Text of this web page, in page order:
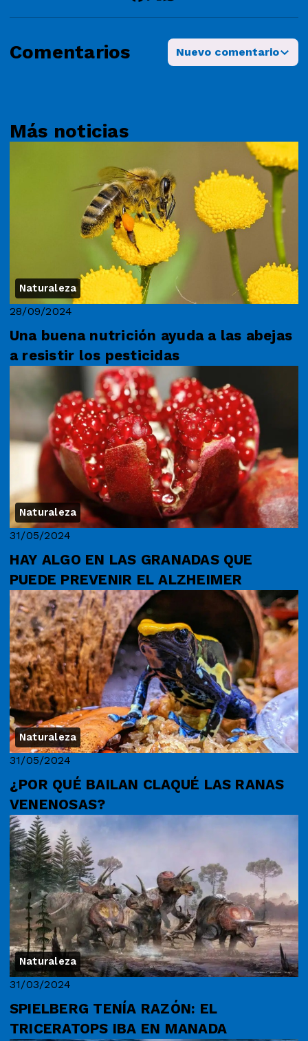
Comentarios Nuevo comentario
Más noticias
Naturaleza
28/09/2024
Una buena nutrición ayuda a las abejas
a resistir los pesticidas
Naturaleza
31/05/2024
HAY ALGO EN LAS GRANADAS QUE
PUEDE PREVENIR EL ALZHEIMER
Naturaleza
31/05/2024
¿POR QUÉ BAILAN CLAQUÉ LAS RANAS
VENENOSAS?
Naturaleza
31/03/2024
SPIELBERG TENÍA RAZÓN: EL
TRICERATOPS IBA EN MANADA